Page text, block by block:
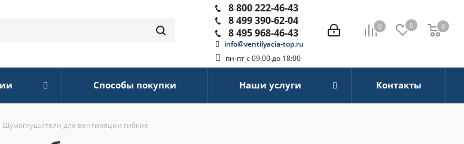
0 0 0
0
8 800 222-46-43
8 499 390-62-04
8 495 968-46-43
info@ventilyacia-top.ru
пн-пт с 09:00 до 18:00
Способы покупки Наши услуги Контакты
Шумоглушители для вентиляции гибкие